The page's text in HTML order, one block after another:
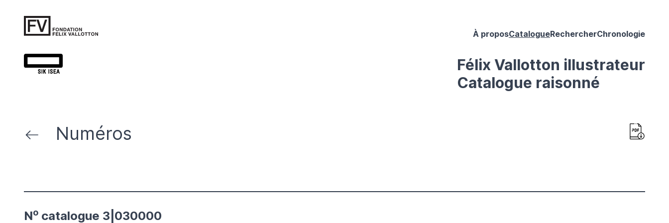
À proposCatalogueRechercherChronologie
Félix Vallotton illustrateur
Catalogue raisonné
Numéros
No catalogue 3|030000